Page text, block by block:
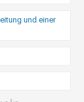
und einer